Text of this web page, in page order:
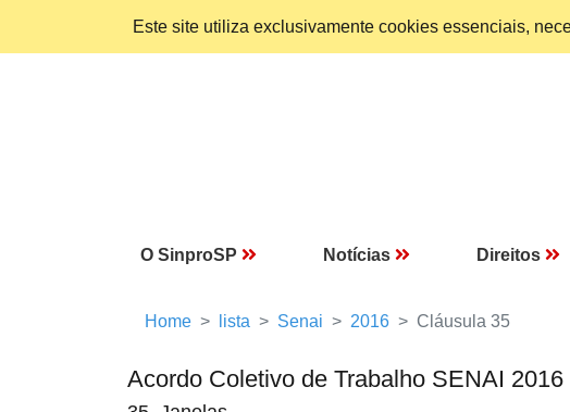
Este site utiliza exclusivamente cookies essenciais,
O SinproSP Notícias Direitos
Home lista Senai 2016 Cláusula 35
Acordo Coletivo de Trabalho SENAI 2016